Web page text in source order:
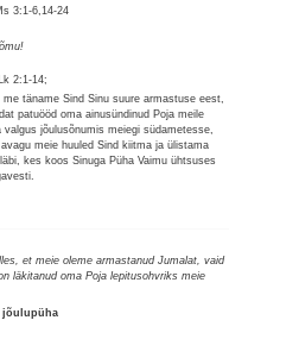
3:1-6,14-24
2:1-14;
täname Sind Sinu suure armastuse eest,
patuööd oma ainusündinud Poja meile
jõulusõnumis meiegi südametesse,
meie huuled Sind kiitma ja ülistama
kes koos Sinuga Püha Vaimu ühtsuses
et meie oleme armastanud Jumalat, vaid
läkitanud oma Poja lepitusohvriks meie
jõulupüha